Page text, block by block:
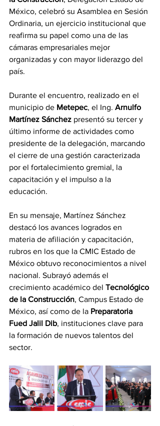
México, celebró su Asamblea en Sesión
Ordinaria, un ejercicio institucional que
reafirma su papel como una de las
cámaras empresariales mejor
organizadas y con mayor liderazgo del
país.
Durante el encuentro, realizado en el
municipio de Metepec, el Ing. Arnulfo
Martínez Sánchez presentó su tercer y
último informe de actividades como
presidente de la delegación, marcando
el cierre de una gestión caracterizada
por el fortalecimiento gremial, la
capacitación y el impulso a la
educación.
En su mensaje, Martínez Sánchez
destacó los avances logrados en
materia de afiliación y capacitación,
rubros en los que la CMIC Estado de
México obtuvo reconocimientos a nivel
nacional. Subrayó además el
crecimiento académico del Tecnológico
de la Construcción, Campus Estado de
México, así como de la Preparatoria
Fued Jalil Dib, instituciones clave para
la formación de nuevos talentos del
sector.